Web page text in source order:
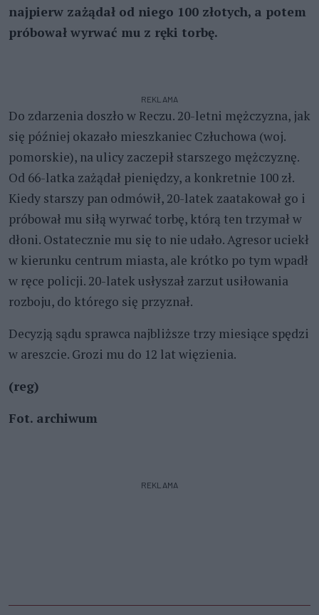
najpierw zażądał od niego 100 złotych, a potem
próbował wyrwać mu z ręki torbę.
REKLAMA
Do zdarzenia doszło w Reczu. 20-letni mężczyzna, jak
się później okazało mieszkaniec Człuchowa (woj.
pomorskie), na ulicy zaczepił starszego mężczyznę.
Od 66-latka zażądał pieniędzy, a konkretnie 100 zł.
Kiedy starszy pan odmówił, 20-latek zaatakował go i
próbował mu siłą wyrwać torbę, którą ten trzymał w
dłoni. Ostatecznie mu się to nie udało. Agresor uciekł
w kierunku centrum miasta, ale krótko po tym wpadł
w ręce policji. 20-latek usłyszał zarzut usiłowania
rozboju, do którego się przyznał.
Decyzją sądu sprawca najbliższe trzy miesiące spędzi
w areszcie. Grozi mu do 12 lat więzienia.
(reg)
Fot. archiwum
REKLAMA